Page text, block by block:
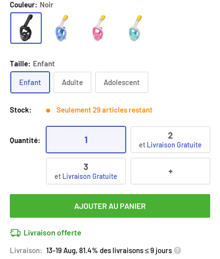
Couleur: Noir
Taille: Enfant
Enfant Adulte Adolescent
Stock: Seulement 29 articles restant
Quantité: 1 2
et Livraison Gratuite
3
et Livraison Gratuite +
AJOUTER AU PANIER
Livraison offerte
Livraison: 13-19 Aug, 81.4% des livraisons ≤ 9 jours